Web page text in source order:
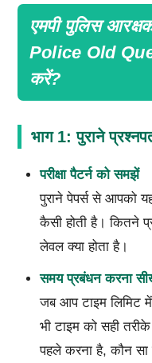
एमपी पुलिस
Police Old
करें?
भाग 1: पुराने
परीक्षा पैटर्न को समझें
पुराने पेपर्स से आपको
कैसी होती है। कितने
लेवल क्या होता है।
समय प्रबंधन करना
जब आप टाइम लिमिट में
भी टाइम को सही
पहले करना है, कौन